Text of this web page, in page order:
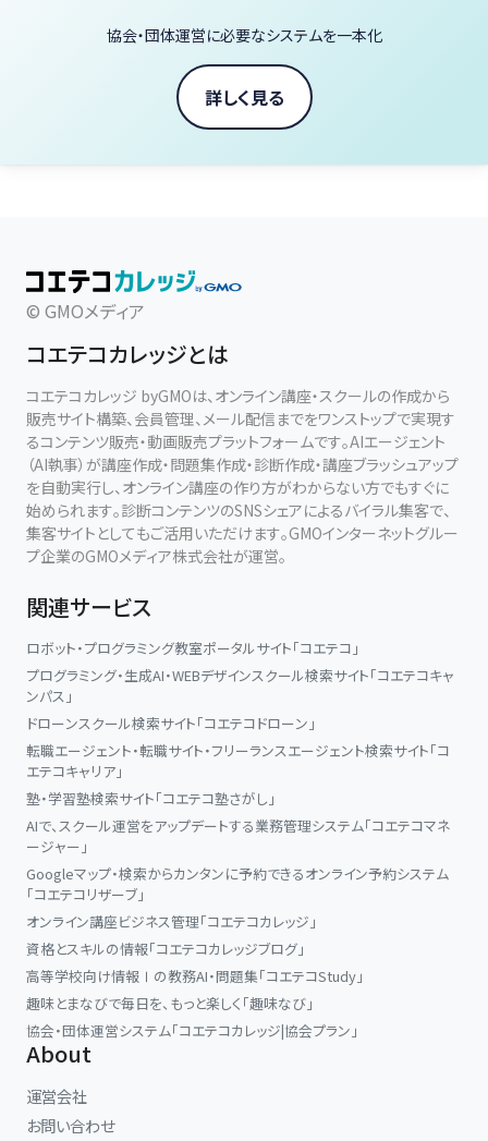
協会・団体運営に必要なシステムを一本化
詳しく見る
© GMOメディア
コエテコカレッジとは
コエテコカレッジ byGMOは、オンライン講座・スクールの作成から
販売サイト構築、会員管理、メール配信までをワンストップで実現す
るコンテンツ販売・動画販売プラットフォームです。AIエージェント
（AI執事）が講座作成・問題集作成・診断作成・講座ブラッシュアップ
を自動実行し、オンライン講座の作り方がわからない方でもすぐに
始められます。診断コンテンツのSNSシェアによるバイラル集客で、
集客サイトとしてもご活用いただけます。GMOインターネットグルー
プ企業のGMOメディア株式会社が運営。
関連サービス
ロボット・プログラミング教室ポータルサイト「コエテコ」
プログラミング・生成AI・WEBデザインスクール検索サイト「コエテコキャ
ンパス」
ドローンスクール検索サイト「コエテコドローン」
転職エージェント・転職サイト・フリーランスエージェント検索サイト「コ
エテコキャリア」
塾・学習塾検索サイト「コエテコ塾さがし」
AIで、スクール運営をアップデートする業務管理システム「コエテコマネ
ージャー」
Googleマップ・検索からカンタンに予約できるオンライン予約システム
「コエテコリザーブ」
オンライン講座ビジネス管理「コエテコカレッジ」
資格とスキルの情報「コエテコカレッジブログ」
高等学校向け情報Ⅰの教務AI・問題集「コエテコStudy」
趣味とまなびで毎日を、もっと楽しく「趣味なび」
協会・団体運営システム「コエテコカレッジ|協会プラン」
About
運営会社
お問い合わせ